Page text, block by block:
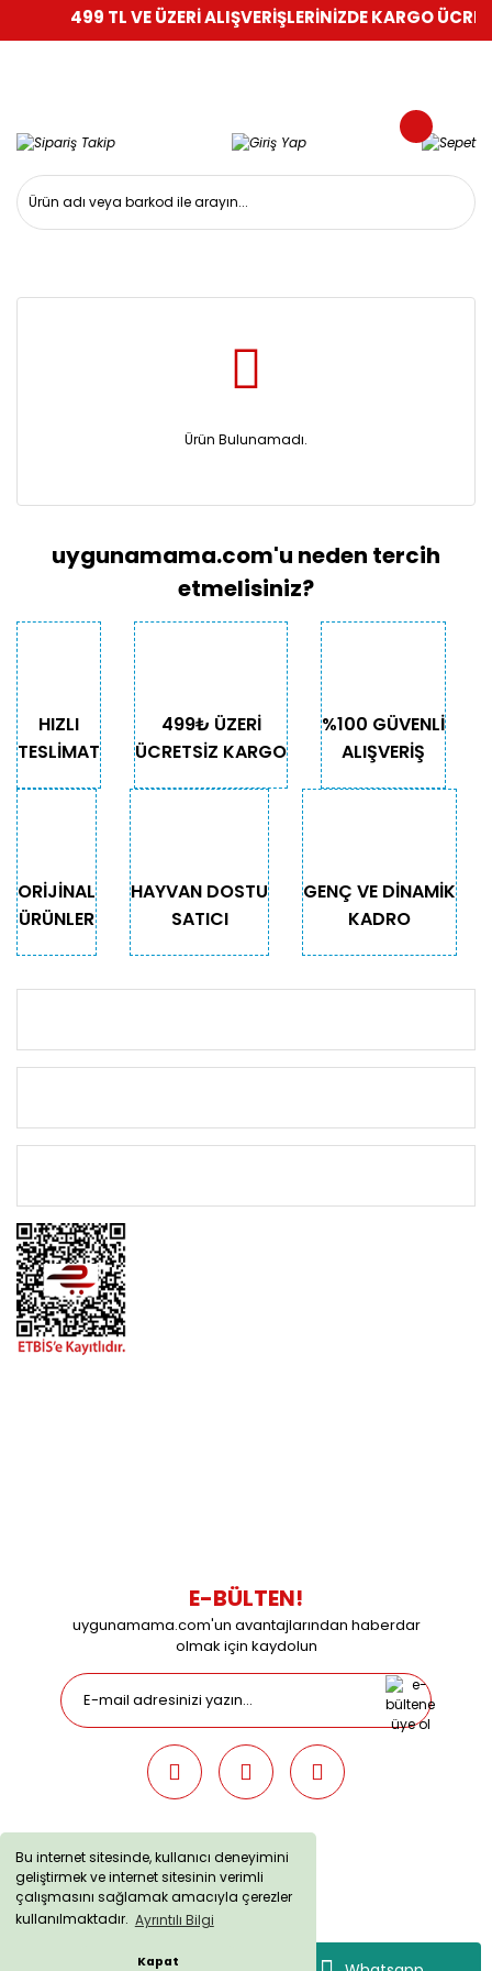
Bu internet sitesinde, kullanıcı deneyimini
geliştirmek ve internet sitesinin verimli
çalışmasını sağlamak amacıyla çerezler
kullanılmaktadır. Ayrıntılı Bilgi
Kapat
499 TL VE ÜZERİ ALIŞVERİŞLERİNİZDE KARGO
Ürün Bulunamadı.
uygunamama.com'u neden tercih
etmelisiniz?
HIZLI
TESLİMAT
499₺ ÜZERİ
ÜCRETSİZ KARGO
%100 GÜVENLİ
ALIŞVERİŞ
ORİJİNAL
ÜRÜNLER
HAYVAN DOSTU
SATICI
GENÇ VE DİNAMİK
KADRO
E-BÜLTEN!
uygunamama.com'un avantajlarından haberdar
olmak için kaydolun
uygunamama.com © 2019 - Tüm Hakları Saklıdır. Kredi kartı
bilgileriniz 256bit SSL sertifikası ile korunmaktadır.